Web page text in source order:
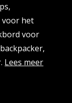
voor het
voor
Lees meer